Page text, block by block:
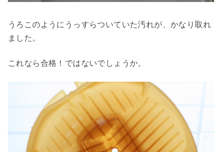
うろこのようにうっすらついていた汚れが、かなり取れ
ました。
これなら合格！ではないでしょうか。